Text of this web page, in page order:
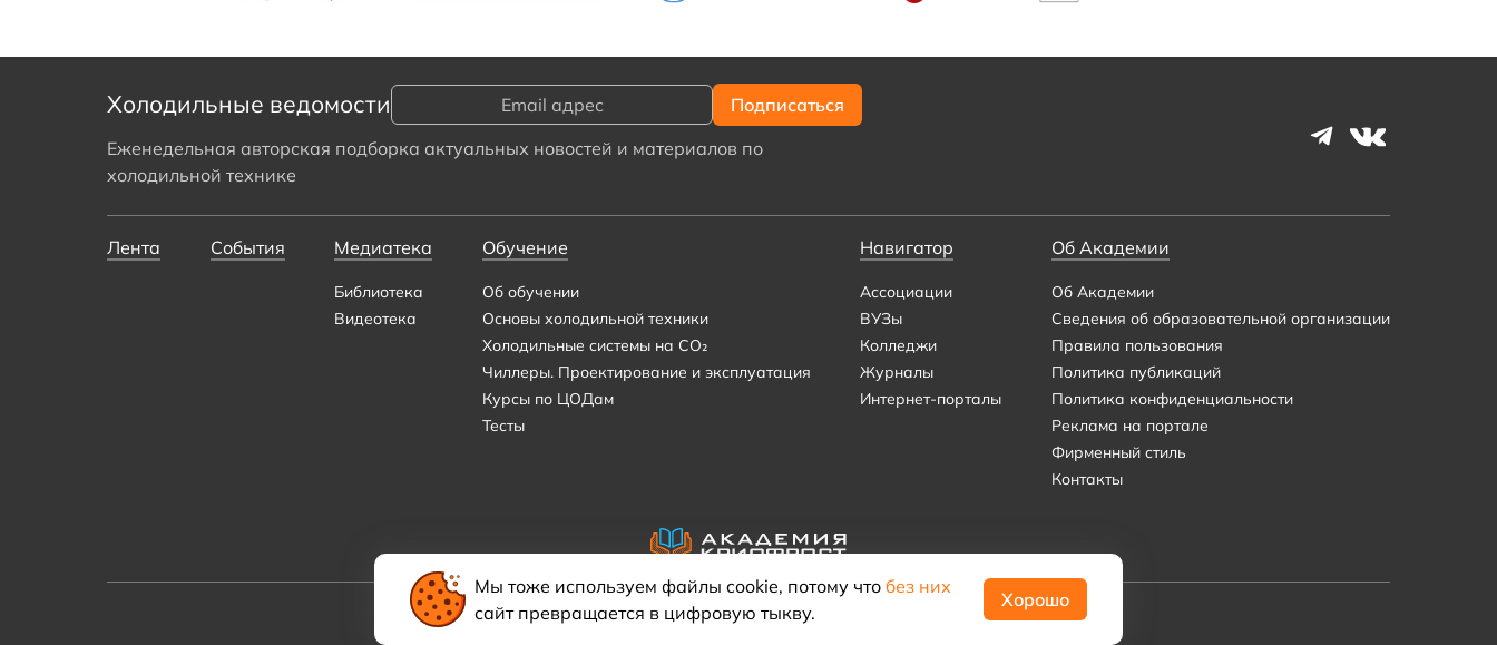
Мы тоже используем файлы cookie, потому что без них
сайт превращается в цифровую тыкву.
Хорошо
Холодильные ведомости
Еженедельная авторская подборка актуальных новостей и материалов по
холодильной технике
Лента События Медиатека
Библиотека
Видеотека
Обучение
Об обучении
Основы холодильной техники
Холодильные системы на CO₂
Чиллеры. Проектирование и эксплуатация
Курсы по ЦОДам
Тесты
Навигатор
Ассоциации
ВУЗы
Колледжи
Журналы
Интернет-порталы
Об Академии
Об Академии
Сведения об образовательной организации
Правила пользования
Политика публикаций
Политика конфиденциальности
Реклама на портале
Фирменный стиль
Контакты
© 2021–2026 «Академия КриоФрост»